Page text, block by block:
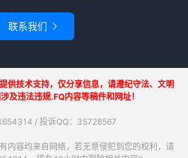
联系我们 
供技术支持，仅分享信息，请遵纪守法、文明
及违法违规.FQ内容等稿件和网址！
/ 投诉QQ：35728567
内容均来自网络，若无意侵犯到您的权利，请